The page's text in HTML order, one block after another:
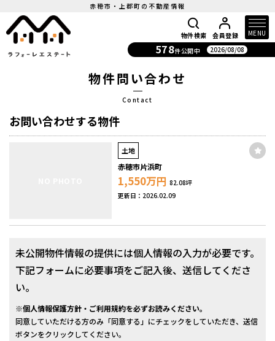
赤穂市・上郡町の不動産情報
MENU
物件検索 会員登録
578件公開中 2026/08/08
物件問い合わせ
Contact
お問い合わせする物件
土地
赤穂市片浜町
1,550万円 82.08坪
更新日：2026.02.09
未公開物件情報の提供には個人情報の入力が必要です。
下記フォームに必要事項をご記入後、送信してくださ
い。
※個人情報保護方針・ご利用規約を必ずお読みください。
同意していただける方のみ「同意する」にチェックをしていただき、送信
ボタンをクリックしてください。